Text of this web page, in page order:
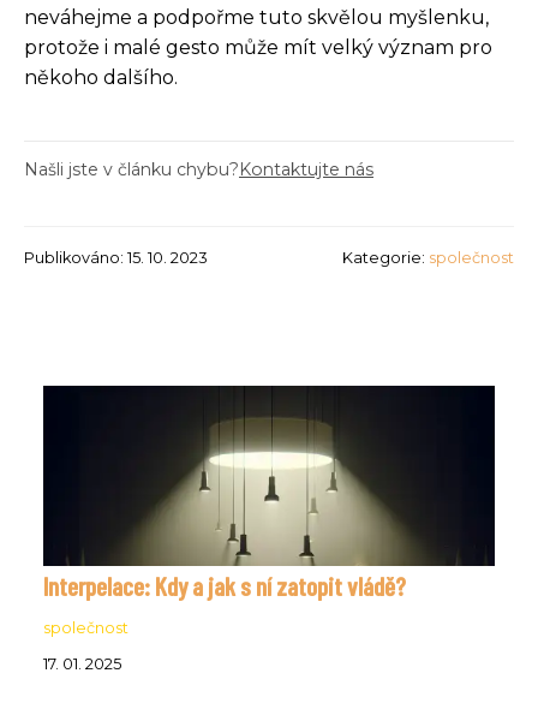
neváhejme a podpořme tuto skvělou myšlenku,
protože i malé gesto může mít velký význam pro
někoho dalšího.
Našli jste v článku chybu?Kontaktujte nás
Publikováno: 15. 10. 2023 Kategorie: společnost
Interpelace: Kdy a jak s ní zatopit vládě?
společnost
17. 01. 2025